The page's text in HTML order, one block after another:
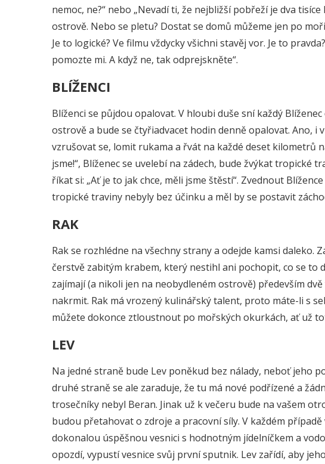
nemoc, ne?“ nebo „Nevadí ti, že nejbližší pobřeží je dva
ostrově. Nebo se pletu? Dostat se domů můžeme jen po
Je to logické? Ve filmu vždycky všichni stavěj vor. Je to
pomozte mi. A když ne, tak odprejskněte“.
BLÍŽENCI
Blíženci se půjdou opalovat. V hloubi duše sní každý
ostrově a bude se čtyřiadvacet hodin denně opalovat. Ano, i
vzrušovat se, lomit rukama a řvát na každé deset kilometrů
jsme!“, Blíženec se uvelebí na zádech, bude žvýkat tropické
říkat si: „Ať je to jak chce, měli jsme štěstí“. Zvednout
tropické traviny nebyly bez účinku a měl by se postavit
RAK
Rak se rozhlédne na všechny strany a odejde kamsi daleko.
čerstvě zabitým krabem, který nestihl ani pochopit, co se to
zajímají (a nikoli jen na neobydleném ostrově) především
nakrmit. Rak má vrozený kulinářský talent, proto máte-li s
můžete dokonce ztloustnout po mořských okurkách, ať už
LEV
Na jedné straně bude Lev poněkud bez nálady, neboť jeho
druhé straně se ale zaraduje, že tu má nové podřízené a
trosečníky nebyl Beran. Jinak už k večeru bude na vašem
budou přetahovat o zdroje a pracovní síly. V každém
dokonalou úspěšnou vesnici s hodnotným jídelníčkem a
opozdí, vypustí vesnice svůj první sputnik. Lev zařídí, aby